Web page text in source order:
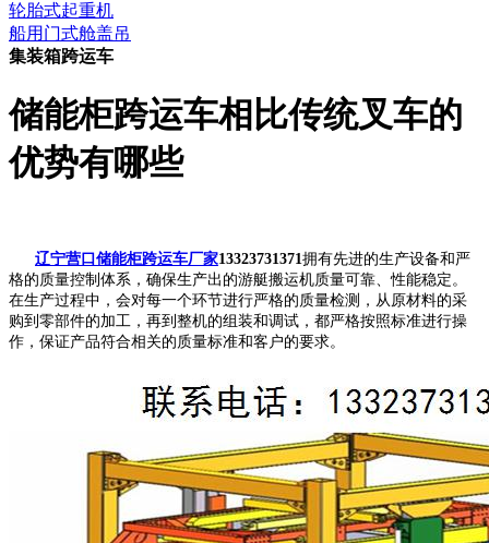
轮胎式起重机
船用门式舱盖吊
集装箱跨运车
储能柜跨运车相比传统叉车的
优势有哪些
辽宁营口储能柜跨运车厂家13323731371 拥有先进的生产设备和严
格的质量控制体系，确保生产出的游艇搬运机质量可靠、性能稳定。
在生产过程中，会对每一个环节进行严格的质量检测，从原材料的采
购到零部件的加工，再到整机的组装和调试，都严格按照标准进行操
作，保证产品符合相关的质量标准和客户的要求。